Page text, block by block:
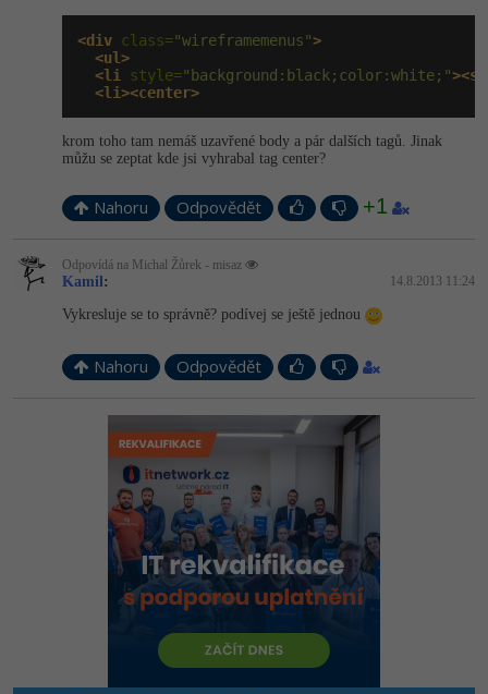
<div class="wireframemenus">
<ul>
<li
style="background:black;color:white;"
<li><center>
krom toho tam nemáš uzavřené body a pár dalších tagů. Jinak
můžu se zeptat kde jsi vyhrabal tag center?
Nahoru Odpovědět +1
Odpovídá na Michal Žůrek - misaz
Kamil: 14.8.2013 11:24
Vykresluje se to správně? podívej se ještě jednou
Nahoru Odpovědět